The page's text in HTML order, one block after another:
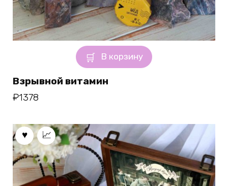
В корзину
Взрывной витамин
₽1378